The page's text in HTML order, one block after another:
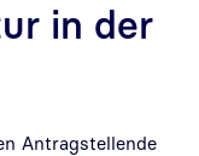
in der
Antragstellende